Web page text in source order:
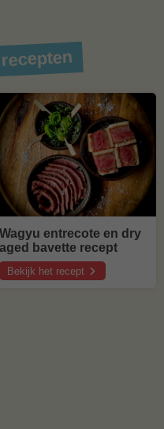
Wagyu entrecote en dry
aged bavette recept
Bekijk het recept
over